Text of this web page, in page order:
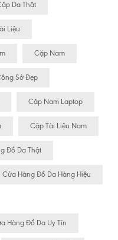
Da Thật
Liệu
Cặp Nam
Sở Đẹp
Cặp Nam Laptop
Cặp Tài Liệu Nam
Đồ Da Thật
Cửa Hàng Đồ Da Hàng Hiệu
Hàng Đồ Da Uy Tín